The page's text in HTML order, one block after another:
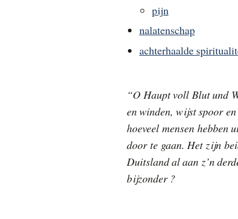
pijn
nalatenschap
achterhaalde
“O Haupt voll Blut und
en winden, wijst spoor
hoeveel mensen hebben
door te gaan. Het zijn
Duitsland al aan z’n
bijzonder ?